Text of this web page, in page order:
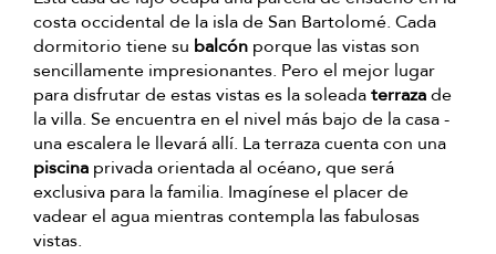
costa occidental de la isla de San Bartolomé. Cada
dormitorio tiene su balcón porque las vistas son
sencillamente impresionantes. Pero el mejor lugar
para disfrutar de estas vistas es la soleadaterrazade
la villa. Se encuentra en el nivel más bajo de la casa -
una escalera le llevará allí. La terraza cuenta con una
piscina privada orientada al océano, que será
exclusiva para la familia. Imagínese el placer de
vadear el agua mientras contempla las fabulosas
vistas.